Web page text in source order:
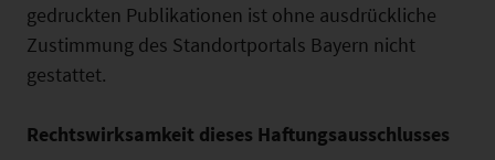
gedruckten Publikationen ist ohne ausdrückliche
Zustimmung des Standortportals Bayern nicht
gestattet.
Rechtswirksamkeit dieses Haftungsausschlusses